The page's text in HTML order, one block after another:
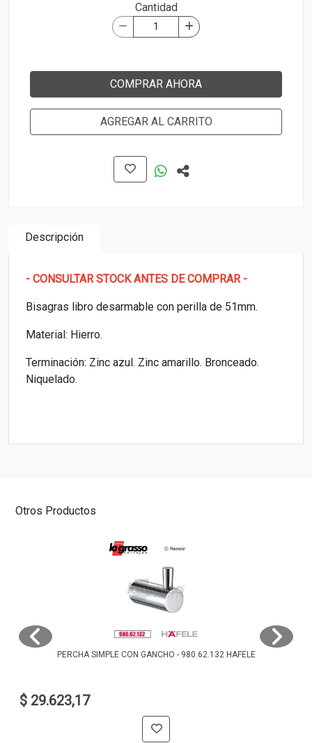
Cantidad
COMPRAR AHORA
AGREGAR AL CARRITO
Descripción
- CONSULTAR STOCK ANTES DE COMPRAR -
Bisagras libro desarmable con perilla de 51mm.
Material: Hierro.
Terminación: Zinc azul. Zinc amarillo. Bronceado.
Niquelado.
Otros Productos
PERCHA SIMPLE CON GANCHO - 980.62.132 HAFELE
$ 29.623,17